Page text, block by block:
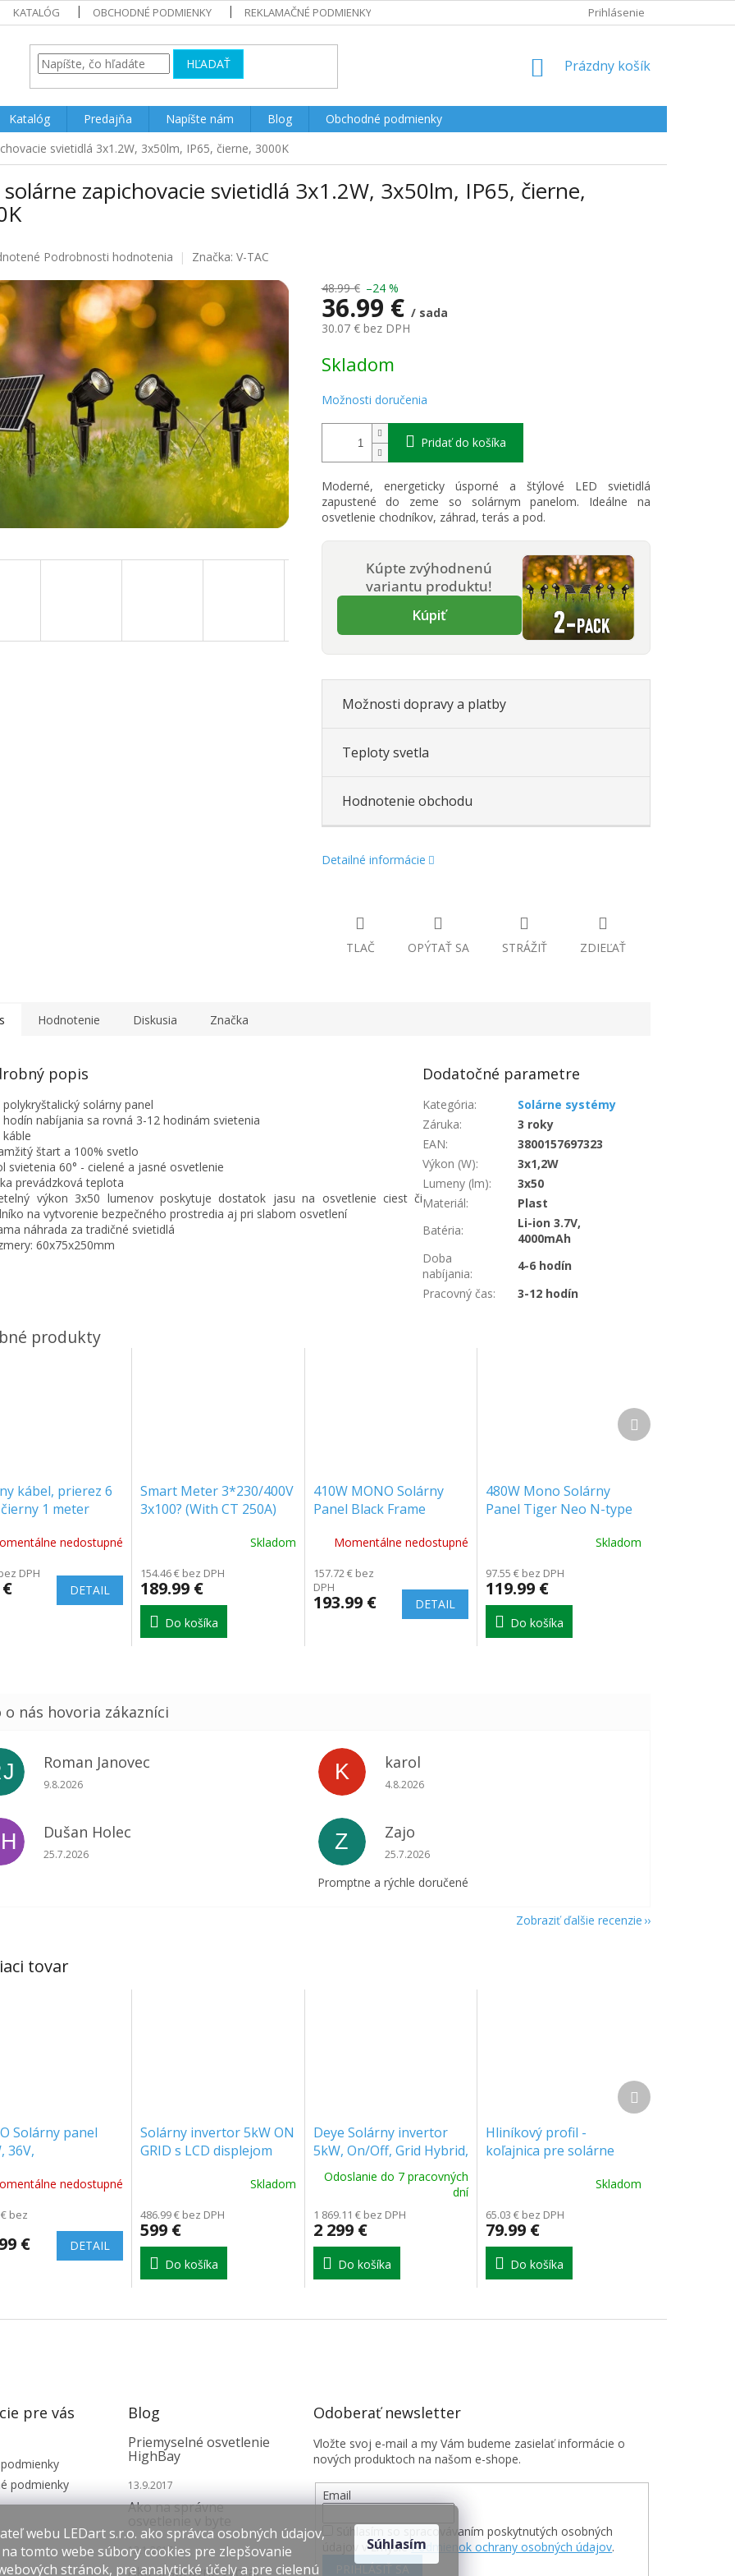
webu LEDart s.r.o. ako správca osobných údajov,
tomto webe súbory cookies pre zlepšovanie
stránok, pre analytické účely a pre cielenú
Súhlasím
KATALÓG OBCHODNÉ PODMIENKY REKLAMAČNÉ PODMIENKY Prihlásenie
HĽADAŤ
NÁKUPNÝ
Prázdny košík
Katalóg Predajňa Napíšte nám Blog
Obchodné podmienky
svietidlá 3x1.2W, 3x50lm, IP65, čierne, 3000K
solárne zapichovacie svietidlá 3x1.2W, 3x50lm, IP65, čierne,
Podrobnosti hodnotenia Značka: V-TAC
48.99 € –24 %
36.99 € / sada
30.07 € bez DPH
cena:
Skladom
Možnosti doručenia
Pridať do košíka
Moderné, energeticky úsporné a štýlové LED svietidlá
zapustené do zeme so solárnym panelom. Ideálne na
osvetlenie chodníkov, záhrad, terás a pod.
Kúpte zvýhodnenú
variantu produktu!
Kúpiť
Možnosti dopravy a platby
Teploty svetla
Hodnotenie obchodu
Detailné informácie
TLAČ OPÝTAŤ SA STRÁŽIŤ ZDIEĽAŤ
tovar
Solárny panel
36V,
nedostupné
bez
€ DETAIL
Solárny invertor 5kW ON
GRID s LCD displejom
Skladom
486.99 € bez DPH
599 €
Do košíka
Deye Solárny invertor
5kW, On/Off, Grid Hybrid,
THREE PHASE, 380V AC
[SUN-5K-SG04LP3-EU]
Odoslanie do 7 pracovných
dní
1 869.11 € bez DPH
2 299 €
Do košíka
Hliníkový profil -
koľajnica pre solárne
Skladom
65.03 € bez DPH
79.99 €
Do košíka
Ďalší
produkt
Hodnotenie Diskusia Značka
popis
polykryštalický solárny panel
hodín nabíjania sa rovná 3-12 hodinám svietenia
štart a 100% svetlo
svietenia 60° - cielené a jasné osvetlenie
prevádzková teplota
výkon 3x50 lumenov poskytuje dostatok jasu na osvetlenie ciest či
na vytvorenie bezpečného prostredia aj pri slabom osvetlení
náhrada za tradičné svietidlá
60x75x250mm
Dodatočné parametre
Kategória:
Solárne systémy
Záruka:
3 roky
EAN:
3800157697323
Výkon (W):
3x1,2W
Lumeny (lm):
3x50
Materiál:
Plast
Batéria:
Li-ion 3.7V,
4000mAh
Doba
nabíjania:
4-6 hodín
Pracovný čas: 3-12 hodín
kábel, prierez 6
1 meter
nedostupné
DPH
DETAIL
Smart Meter 3*230/400V
3x100? (With CT 250A)
Skladom
154.46 € bez DPH
189.99 €
Do košíka
410W MONO Solárny
Panel Black Frame
Momentálne nedostupné
157.72 € bez
DPH
193.99 € DETAIL
480W Mono Solárny
Panel Tiger Neo N-type
Skladom
97.55 € bez DPH
119.99 €
Do košíka
Ďalší
produkt
Roman Janovec
Hodnotenie obchodu je 5 z 5 hviezdičiek.
9.8.2026
K karol
Hodnotenie obchodu je 5 z 5 hviezdičiek.
4.8.2026
Dušan Holec
Hodnotenie obchodu je 5 z 5 hviezdičiek.
25.7.2026
Z Zajo
Hodnotenie obchodu je 5 z 5 hviezdičiek.
25.7.2026
Promptne a rýchle doručené
Zobraziť ďalšie recenzie
pre vás
podmienky
Blog
Priemyselné osvetlenie
HighBay
13.9.2017
Ako na správne
12.1.2017
Ako si správne vybrať
Odoberať newsletter
Vložte svoj e-mail a my Vám budeme zasielať informácie o
nových produktoch na našom e-shope.
Email
Súhlasím so spracovávaním poskytnutých osobných
údajov v zmyslePodmienok ochrany osobných údajov.
PRIHLÁSIŤ SA